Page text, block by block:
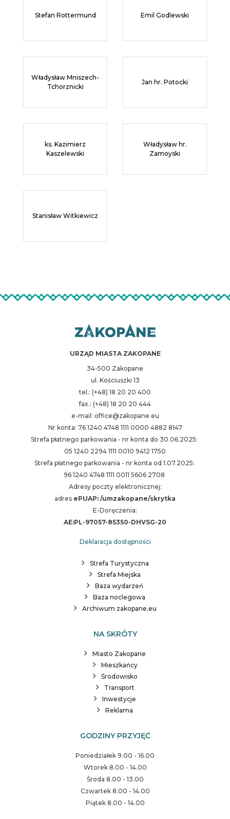
Stefan Rottermund Emil Godlewski
Władysław Mniszech-
Tchorznicki
Jan hr. Potocki
ks. Kazimierz
Kaszelewski
Władysław hr.
Zamoyski
Stanisław Witkiewicz
URZĄD MIASTA ZAKOPANE
34-500 Zakopane
ul. Kościuszki 13
tel.: (+48) 18 20 20 400
fax.: (+48) 18 20 20 444
e-mail: office@zakopane.eu
Nr konta: 76 1240 4748 1111 0000 4882 8147
Strefa płatnego parkowania - nr konta do 30.06.2025:
05 1240 2294 1111 0010 9412 1750
Strefa płatnego parkowania - nr konta od 1.07.2025:
96 1240 4748 1111 0011 5606 2708
Adresy poczty elektronicznej:
adres ePUAP: /umzakopane/skrytka
E-Doręczenia:
AE:PL-97057-85350-DHVSG-20
Deklaracja dostępności
Strefa Turystyczna
Strefa Miejska
Baza wydarzeń
Baza noclegowa
Archiwum zakopane.eu
NA SKRÓTY
Miasto Zakopane
Mieszkańcy
Środowisko
Transport
Inwestycje
Reklama
GODZINY PRZYJĘĆ
Poniedziałek 9.00 - 16.00
Wtorek 8.00 - 14.00
Środa 8.00 - 13.00
Czwartek 8.00 - 14.00
Piątek 8.00 - 14.00